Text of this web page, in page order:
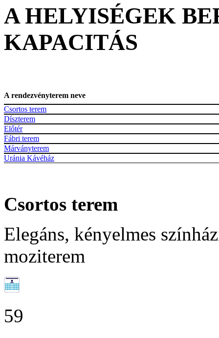
A HELYISÉGEK
KAPACITÁS
A rendezvényterem neve
Csortos terem
Díszterem
Előtér
Fábri terem
Márványterem
Uránia Kávéház
Csortos terem
Elegáns, kényelmes
moziterem
59